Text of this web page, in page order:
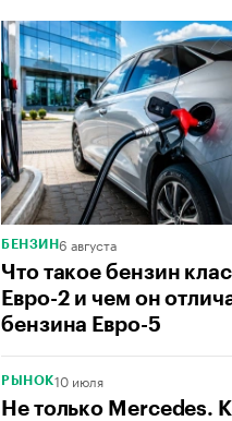
БЕНЗИН6 августа
Что такое бензин
Евро-2 и чем он
бензина Евро-5
РЫНОК10 июля
Не только Mercedes.